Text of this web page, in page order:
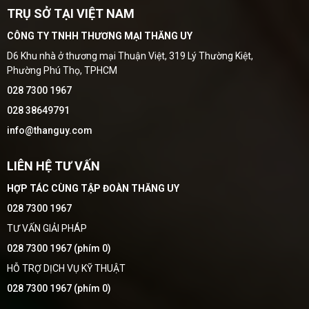
TRỤ SỞ TẠI VIỆT NAM
CÔNG TY TNHH THƯƠNG MẠI THĂNG UY
D6 Khu nhà ở thương mại Thuận Việt, 319 Lý Thường Kiệt,
Phường Phú Thọ, TPHCM
028 7300 1967
028 38649791
info@thanguy.com
LIÊN HỆ TƯ VẤN
HỢP TÁC CÙNG TẬP ĐOÀN THĂNG UY
028 7300 1967
TƯ VẤN GIẢI PHÁP
028 7300 1967 (phím 0)
HỖ TRỢ DỊCH VỤ KỸ THUẬT
028 7300 1967 (phím 0)